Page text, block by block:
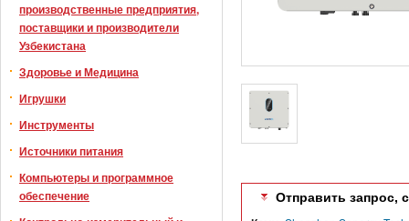
производственные предприятия,
поставщики и производители
Узбекистана
Здоровье и Медицина
Игрушки
Инструменты
Источники питания
Компьютеры и программное
обеспечение
Отправить запрос,